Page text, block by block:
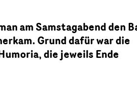
am Samstagabend den
Grund dafür war die
die jeweils Ende